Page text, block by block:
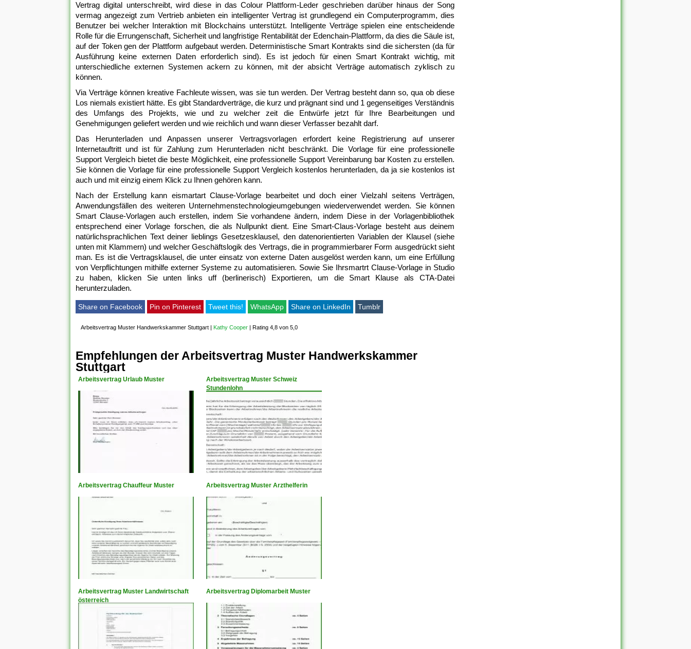
Vertrag digital unterschreibt, wird diese in das Colour Plattform-Leder geschrieben darüber hinaus der Song
vermag angezeigt zum Vertrieb anbieten ein intelligenter Vertrag ist grundlegend ein Computerprogramm, dies
Benutzer bei welcher Interaktion mit Blockchains unterstützt. Intelligente Verträge spielen eine entscheidende
Rolle für die Errungenschaft, Sicherheit und langfristige Rentabilität der Edenchain-Plattform, da dies die Säule ist,
auf der Token gen der Plattform aufgebaut werden. Deterministische Smart Kontrakts sind die sichersten (da für
Ausführung keine externen Daten erforderlich sind). Es ist jedoch für einen Smart Kontrakt wichtig, mit
unterschiedliche externen Systemen ackern zu können, mit der absicht Verträge automatisch zyklisch zu
können.
Via Verträge können kreative Fachleute wissen, was sie tun werden. Der Vertrag besteht dann so, qua ob diese
Los niemals existiert hätte. Es gibt Standardverträge, die kurz und prägnant sind und 1 gegenseitiges Verständnis
des Umfangs des Projekts, wie und zu welcher zeit die Entwürfe jetzt für Ihre Bearbeitungen und
Genehmigungen geliefert werden und wie reichlich und wann dieser Verfasser bezahlt darf.
Das Herunterladen und Anpassen unserer Vertragsvorlagen erfordert keine Registrierung auf unserer
Internetauftritt und ist für Zahlung zum Herunterladen nicht beschränkt. Die Vorlage für eine professionelle
Support Vergleich bietet die beste Möglichkeit, eine professionelle Support Vereinbarung bar Kosten zu erstellen.
Sie können die Vorlage für eine professionelle Support Vergleich kostenlos herunterladen, da ja sie kostenlos ist
auch und mit einzig einem Klick zu Ihnen gehören kann.
Nach der Erstellung kann eismartart Clause-Vorlage bearbeitet und doch einer Vielzahl seitens Verträgen,
Anwendungsfällen des weiteren Unternehmenstechnologieumgebungen wiederverwendet werden. Sie können
Smart Clause-Vorlagen auch erstellen, indem Sie vorhandene ändern, indem Diese in der Vorlagenbibliothek
entsprechend einer Vorlage forschen, die als Nullpunkt dient. Eine Smart-Claus-Vorlage besteht aus deinem
natürlichsprachlichen Text deiner lieblings Gesetzesklausel, den datenorientierten Variablen der Klausel (siehe
unten mit Klammern) und welcher Geschäftslogik des Vertrags, die in programmierbarer Form ausgedrückt sieht
man. Es ist die Vertragsklausel, die unter einsatz von externe Daten ausgelöst werden kann, um eine Erfüllung
von Verpflichtungen mithilfe externer Systeme zu automatisieren. Sowie Sie Ihrsmartrt Clause-Vorlage in Studio
zu haben, klicken Sie unten links uff (berlinerisch) Exportieren, um die Smart Klause als CTA-Datei
herunterzuladen.
Share on Facebook Pin on Pinterest Tweet this! WhatsApp Share on LinkedIn Tumblr
Arbeitsvertrag Muster Handwerkskammer Stuttgart Kathy Cooper Rating 4,8 von 5,0
Empfehlungen der Arbeitsvertrag Muster Handwerkskammer
Stuttgart
Arbeitsvertrag Urlaub Muster
Arbeitsvertrag Muster Schweiz
Stundenlohn
Arbeitsvertrag Chauffeur Muster Arbeitsvertrag Muster Arzthelferin
Arbeitsvertrag Muster Landwirtschaft
österreich
Arbeitsvertrag Diplomarbeit Muster